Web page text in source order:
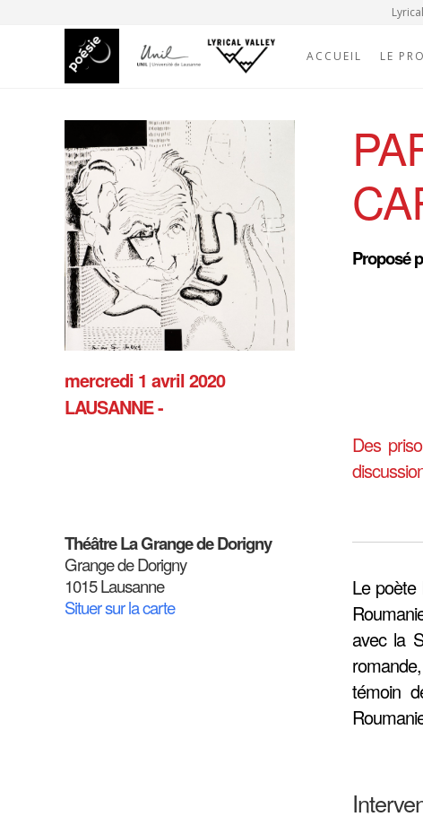
ACCUEIL LE
mercredi 1 avril 2020
LAUSANNE -
Théâtre La Grange de Dorigny
Grange de Dorigny
1015 Lausanne
Situer sur la carte
Proposé
Des
Le poète
avec la
témoin